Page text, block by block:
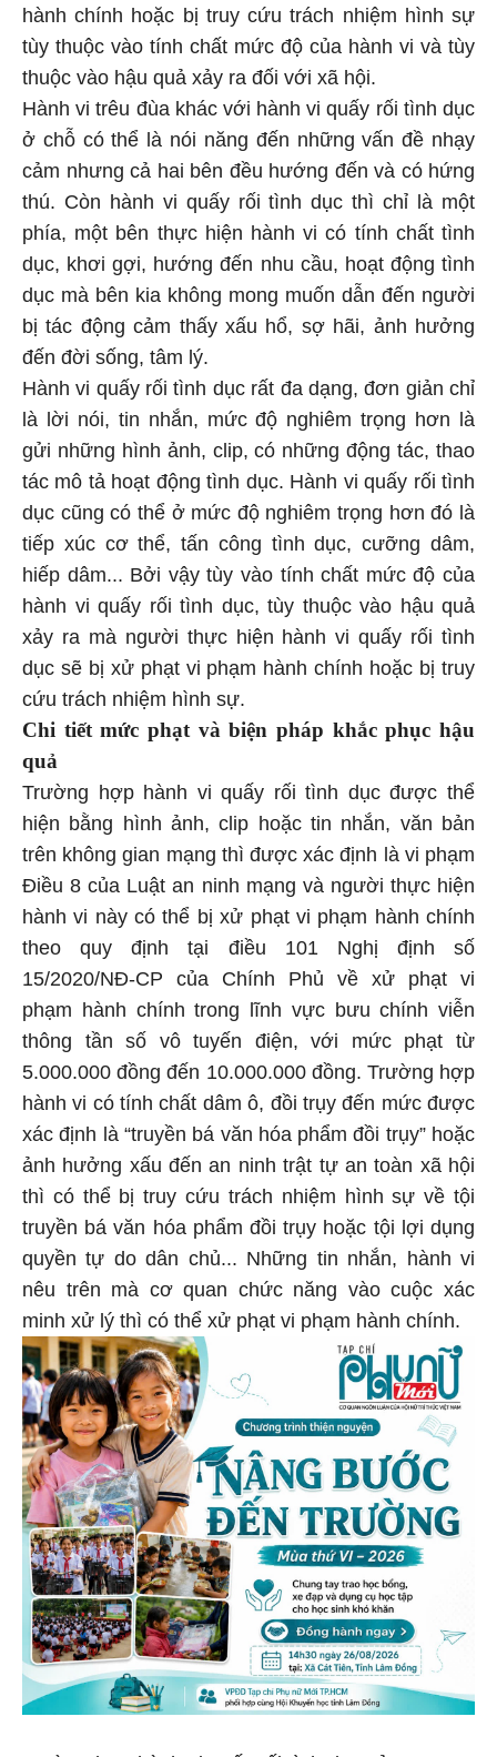
hành chính hoặc bị truy cứu trách nhiệm hình sự
tùy thuộc vào tính chất mức độ của hành vi và tùy
thuộc vào hậu quả xảy ra đối với xã hội.
Hành vi trêu đùa khác với hành vi quấy rối tình dục
ở chỗ có thể là nói năng đến những vấn đề nhạy
cảm nhưng cả hai bên đều hướng đến và có hứng
thú. Còn hành vi quấy rối tình dục thì chỉ là một
phía, một bên thực hiện hành vi có tính chất tình
dục, khơi gợi, hướng đến nhu cầu, hoạt động tình
dục mà bên kia không mong muốn dẫn đến người
bị tác động cảm thấy xấu hổ, sợ hãi, ảnh hưởng
đến đời sống, tâm lý.
Hành vi quấy rối tình dục rất đa dạng, đơn giản chỉ
là lời nói, tin nhắn, mức độ nghiêm trọng hơn là
gửi những hình ảnh, clip, có những động tác, thao
tác mô tả hoạt động tình dục. Hành vi quấy rối tình
dục cũng có thể ở mức độ nghiêm trọng hơn đó là
tiếp xúc cơ thể, tấn công tình dục, cưỡng dâm,
hiếp dâm... Bởi vậy tùy vào tính chất mức độ của
hành vi quấy rối tình dục, tùy thuộc vào hậu quả
xảy ra mà người thực hiện hành vi quấy rối tình
dục sẽ bị xử phạt vi phạm hành chính hoặc bị truy
cứu trách nhiệm hình sự.
Chi tiết mức phạt và biện pháp khắc phục hậu
quả
Trường hợp hành vi quấy rối tình dục được thể
hiện bằng hình ảnh, clip hoặc tin nhắn, văn bản
trên không gian mạng thì được xác định là vi phạm
Điều 8 của Luật an ninh mạng và người thực hiện
hành vi này có thể bị xử phạt vi phạm hành chính
theo quy định tại điều 101 Nghị định số
15/2020/NĐ-CP của Chính Phủ về xử phạt vi
phạm hành chính trong lĩnh vực bưu chính viễn
thông tần số vô tuyến điện, với mức phạt từ
5.000.000 đồng đến 10.000.000 đồng. Trường hợp
hành vi có tính chất dâm ô, đồi trụy đến mức được
xác định là “truyền bá văn hóa phẩm đồi trụy” hoặc
ảnh hưởng xấu đến an ninh trật tự an toàn xã hội
thì có thể bị truy cứu trách nhiệm hình sự về tội
truyền bá văn hóa phẩm đồi trụy hoặc tội lợi dụng
quyền tự do dân chủ... Những tin nhắn, hành vi
nêu trên mà cơ quan chức năng vào cuộc xác
minh xử lý thì có thể xử phạt vi phạm hành chính.